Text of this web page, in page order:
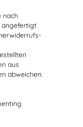
nach
angefertigt
aus
abweichen.